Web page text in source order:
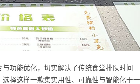
功能优化，切实解决了传统食堂排队时间
择这样一款集实用性、可靠性与智能化于一